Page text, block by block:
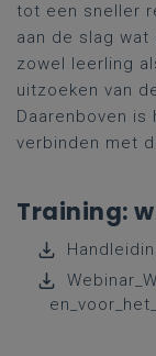
tot een sneller
aan de slag
zowel leerling
uitzoeken van
Daarenboven
verbinden met
Training: